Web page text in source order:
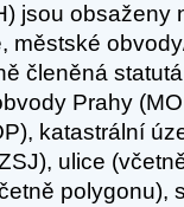
jsou obsaženy
městské
členěná
Prahy
katastrální
ulice
polygonu),